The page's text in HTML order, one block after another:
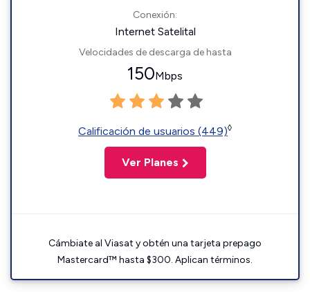
Conexión:
Internet Satelital
Velocidades de descarga de hasta
150Mbps
Calificación de usuarios (449)◊
Ver Planes
Cámbiate al Viasat y obtén una tarjeta prepago
Mastercard™ hasta $300. Aplican términos.